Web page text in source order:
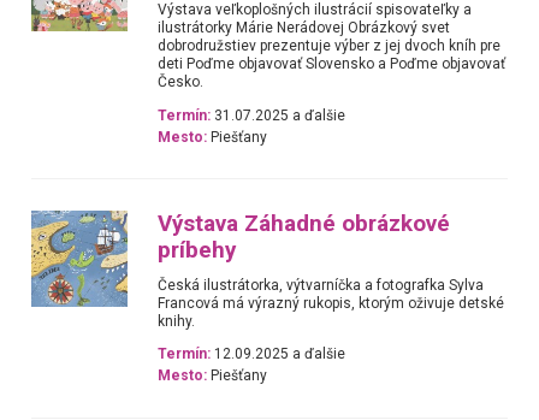
Výstava veľkoplošných ilustrácií spisovateľky a
ilustrátorky Márie Nerádovej Obrázkový svet
dobrodružstiev prezentuje výber z jej dvoch kníh pre
deti Poďme objavovať Slovensko a Poďme objavovať
Česko.
Termín: 31.07.2025 a ďalšie
Mesto: Piešťany
Výstava Záhadné obrázkové
príbehy
Česká ilustrátorka, výtvarníčka a fotografka Sylva
Francová má výrazný rukopis, ktorým oživuje detské
knihy.
Termín: 12.09.2025 a ďalšie
Mesto: Piešťany